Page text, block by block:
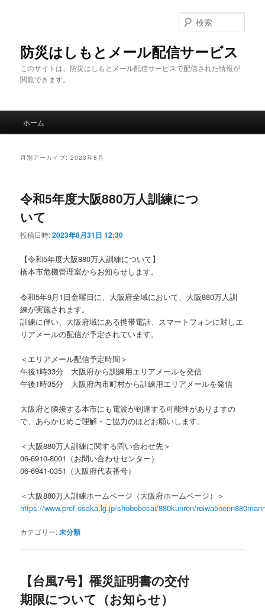
防災はしもとメール配信サービス
このサイトは、防災はしもとメール配信サービスで配信された情報が
閲覧できます。
索
ホーム
月別アーカイブ:2023年8月
令和5年度大阪880万人訓練につ
いて
投稿日時:2023年8月31日 12:30
【令和5年度大阪880万人訓練について】
橋本市危機管理室からお知らせします。
令和5年9月1日金曜日に、大阪府全域において、大阪880万人訓
練が実施されます。
訓練に伴い、大阪府域にある携帯電話、スマートフォンに対しエ
リアメールの配信が予定されています。
＜エリアメール配信予定時間＞
午後1時33分 大阪府から訓練用エリアメールを発信
午後1時35分 大阪府内市町村から訓練用エリアメールを発信
大阪府と隣接する本市にも電波が到達する可能性がありますの
で、あらかじめご理解・ご協力のほどお願いします。
＜大阪880万人訓練に関する問い合わせ先＞
06-6910-8001（お問い合わせセンター）
06-6941-0351（大阪府代表番号）
＜大阪880万人訓練ホームページ（大阪府ホームページ）＞
https://www.pref.osaka.lg.jp/shobobosai/880kunren/
カテゴリー:未分類
【台風7号】罹災証明書の交付
期限について（お知らせ）